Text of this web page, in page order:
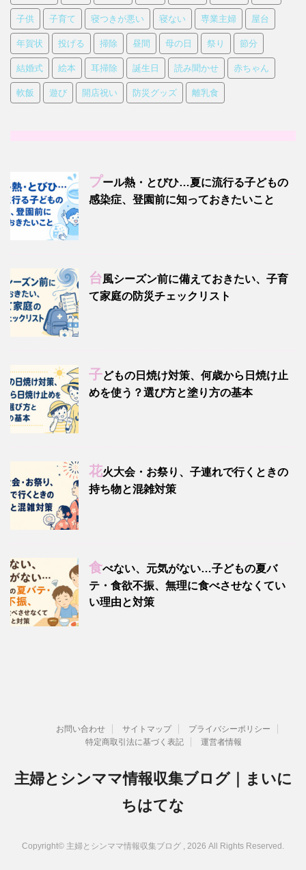
子供 子育て 寝つきが悪い 寝ない 専業主婦 屋台
年賀状 投げる 掃除 昼間 母の日 祭り 節分
結婚式 絵本 耳掃除 誕生日 読み聞かせ 赤ちゃん
軟飯 遊び 開店祝い 防災グッズ 離乳食
プール熱・とびひ…夏に流行る子どもの
感染症、登園前に知っておきたいこと
台風シーズン前に備えておきたい、子育
て家庭の防災チェックリスト
子どもの日焼け対策、何歳から日焼け止
めを使う？選び方と塗り方の基本
花火大会・お祭り、子連れで行くときの
持ち物と混雑対策
食べない、元気がない…子どもの夏バ
テ・食欲不振、無理に食べさせなくてい
い理由と対策
お問い合わせ サイトマップ
プライバシーポリシー
特定商取引法に基づく表記
運営者情報
主婦とシンママ情報収集ブログ｜まいに
ちはてな
Copyright© 主婦とシンママ情報収集ブログ , 2026 All Rights Reserved.